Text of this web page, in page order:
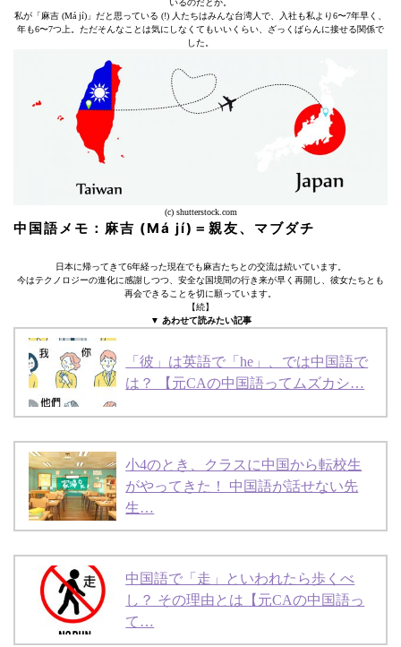
いるのだとか。
私が「麻吉 (Má jí)」だと思っている (!) 人たちはみんな台湾人で、入社も私より6〜7年早く、
年も6〜7つ上。ただそんなことは気にしなくてもいいくらい、ざっくばらんに接せる関係で
した。
(c) shutterstock.com
中国語メモ：麻吉 (Má jí)＝親友、マブダチ
日本に帰ってきて6年経った現在でも麻吉たちとの交流は続いています。
今はテクノロジーの進化に感謝しつつ、安全な国境間の行き来が早く再開し、彼女たちとも
再会できることを切に願っています。
【続】
▼ あわせて読みたい記事
「彼」は英語で「he」、では中国語で
は？ 【元CAの中国語ってムズカシ…
小4のとき、クラスに中国から転校生
がやってきた！ 中国語が話せない先
生…
中国語で「走」といわれたら歩くべ
し？ その理由とは【元CAの中国語っ
て…